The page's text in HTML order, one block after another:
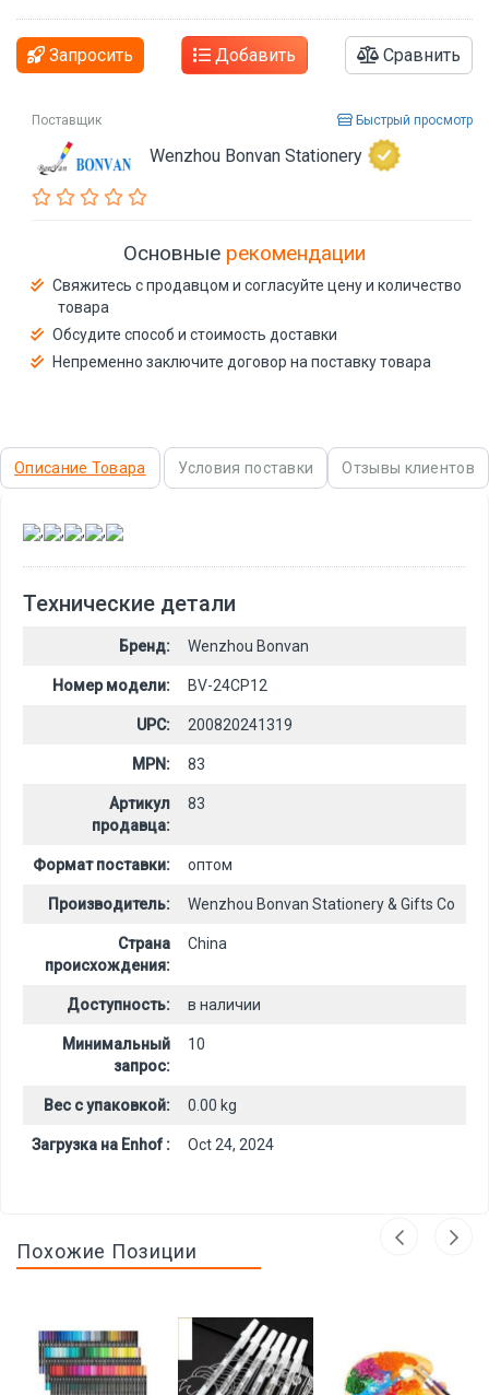
Запросить Добавить Сравнить
Поставщик Быстрый просмотр
Wenzhou Bonvan Stationery
Основные рекомендации
Свяжитесь с продавцом и согласуйте цену и количество
товара
Обсудите способ и стоимость доставки
Непременно заключите договор на поставку товара
Описание Товара Условия поставки Отзывы клиентов
, , , ,
Технические детали
Бренд: Wenzhou Bonvan
Номер модели: BV-24CP12
UPC: 200820241319
MPN: 83
Артикул
продавца:
83
Формат поставки: оптом
Производитель: Wenzhou Bonvan Stationery & Gifts Co
Страна
происхождения:
China
Доступность: в наличии
Минимальный
запрос:
10
Вес с упаковкой: 0.00 kg
Загрузка на Enhof : Oct 24, 2024
Похожие Позиции